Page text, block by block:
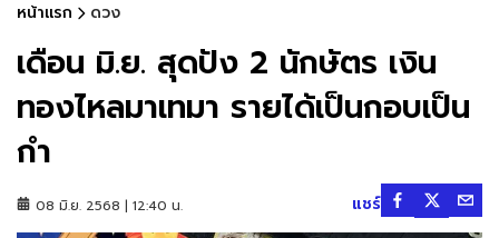
หน้าแรก ดวง
เดือน มิ.ย. สุดปัง 2 นักษัตร เงิน
ทองไหลมาเทมา รายได้เป็นกอบเป็น
กำ
08 มิ.ย. 2568 | 12:40 น. แชร์